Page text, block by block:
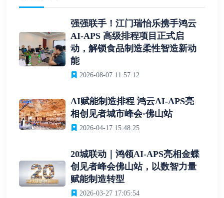
强强联手！江门瑞怡乐携手鸿云
AI-APS 高级排程项目正式启
动，解锁食品制造柔性智造新动
能
2026-08-07 11:57:12
AI赋能制造排程 鸿云AI-APS亮
相创见者城市峰会·佛山站
2026-04-17 15:48:25
20城联动｜鸿领AI-APS亮相金蝶
创见者峰会佛山站，以数智力量
赋能制造转型
2026-03-27 17:05:54